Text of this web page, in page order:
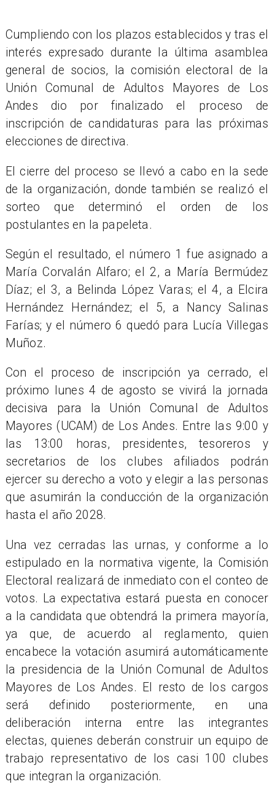
Cumpliendo con los plazos establecidos y tras el
interés expresado durante la última asamblea
general de socios, la comisión electoral de la
Unión Comunal de Adultos Mayores de Los
Andes dio por finalizado el proceso de
inscripción de candidaturas para las próximas
elecciones de directiva.
El cierre del proceso se llevó a cabo en la sede
de la organización, donde también se realizó el
sorteo que determinó el orden de los
postulantes en la papeleta.
Según el resultado, el número 1 fue asignado a
María Corvalán Alfaro; el 2, a María Bermúdez
Díaz; el 3, a Belinda López Varas; el 4, a Elcira
Hernández Hernández; el 5, a Nancy Salinas
Farías; y el número 6 quedó para Lucía Villegas
Muñoz.
Con el proceso de inscripción ya cerrado, el
próximo lunes 4 de agosto se vivirá la jornada
decisiva para la Unión Comunal de Adultos
Mayores (UCAM) de Los Andes. Entre las 9:00 y
las 13:00 horas, presidentes, tesoreros y
secretarios de los clubes afiliados podrán
ejercer su derecho a voto y elegir a las personas
que asumirán la conducción de la organización
hasta el año 2028.
Una vez cerradas las urnas, y conforme a lo
estipulado en la normativa vigente, la Comisión
Electoral realizará de inmediato con el conteo de
votos. La expectativa estará puesta en conocer
a la candidata que obtendrá la primera mayoría,
ya que, de acuerdo al reglamento, quien
encabece la votación asumirá automáticamente
la presidencia de la Unión Comunal de Adultos
Mayores de Los Andes. El resto de los cargos
será definido posteriormente, en una
deliberación interna entre las integrantes
electas, quienes deberán construir un equipo de
trabajo representativo de los casi 100 clubes
que integran la organización.